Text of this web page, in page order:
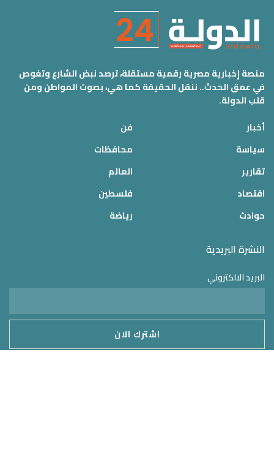
منصة إخبارية مصرية رقمية مستقلة، ترصد نبض الشارع وتغوص
في عمق الحدث.. ننقل الحقيقة كما هي، بصوت المواطن ومن
قلب الدولة.
أخبار
سياسة
تقارير
اقتصاد
حوادث
فن
محافظات
العالم
فلسطين
رياضة
النشرة البريدية
البريد الالكتروني